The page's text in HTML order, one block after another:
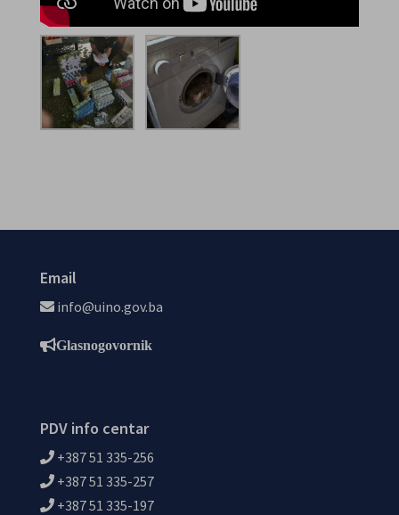
Email
info@uino.gov.ba
Glasnogovornik
PDV info centar
+387 51 335-256
+387 51 335-257
+387 51 335-197